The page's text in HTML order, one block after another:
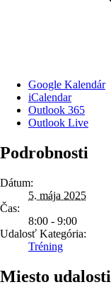
Google Kalendár
iCalendar
Outlook 365
Outlook Live
Podrobnosti
Dátum:
5. mája 2025
Čas:
8:00 - 9:00
Udalosť Kategória:
Tréning
Miesto udalosti